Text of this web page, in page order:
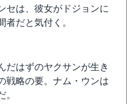
セは、彼女がドジョンに
者だと気付く。
だはずのヤクサンが生き
戦略の要。ナム・ウンは
。